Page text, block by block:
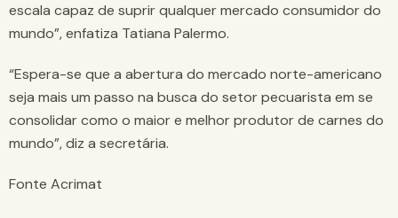
escala capaz de suprir qualquer mercado consumidor do
mundo”, enfatiza Tatiana Palermo.
“Espera-se que a abertura do mercado norte-americano
seja mais um passo na busca do setor pecuarista em se
consolidar como o maior e melhor produtor de carnes do
mundo”, diz a secretária.
Fonte Acrimat